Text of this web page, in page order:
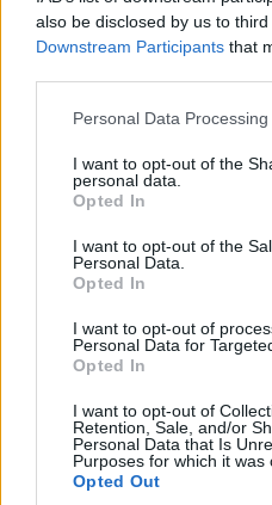
also be disclosed by us to
Downstream Participants that
Please note that this website/
not limited to your visit or
grant or deny consent to
use your data for below
consent section.
Personal Data
I want to opt-out of the
personal data.
Opted In
I want to opt-out of the
Personal Data.
Opted In
I want to opt-out of
Personal Data for
Opted In
I want to opt-out of
Retention, Sale, and/or
Personal Data that Is
Purposes for which it was
Opted Out
ΠΟΛΙΤΙΚΗ
Άρση ασυλίας για τον
καταγγελίες κατά